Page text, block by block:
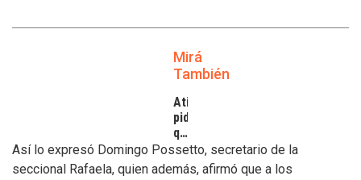
Mirá
También
Atilra
pide
que
se
atiendan
Así lo expresó Domingo Possetto, secretario de la
seccional Rafaela, quien además, afirmó que a los